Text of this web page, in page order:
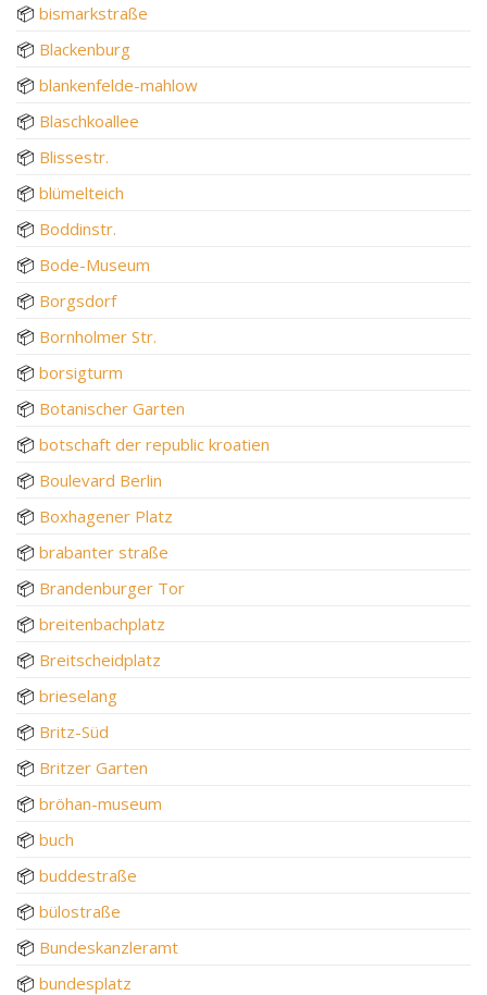
📦 bismarkstraße
📦 Blackenburg
📦 blankenfelde-mahlow
📦 Blaschkoallee
📦 Blissestr.
📦 blümelteich
📦 Boddinstr.
📦 Bode-Museum
📦 Borgsdorf
📦 Bornholmer Str.
📦 borsigturm
📦 Botanischer Garten
📦 botschaft der republic kroatien
📦 Boulevard Berlin
📦 Boxhagener Platz
📦 brabanter straße
📦 Brandenburger Tor
📦 breitenbachplatz
📦 Breitscheidplatz
📦 brieselang
📦 Britz-Süd
📦 Britzer Garten
📦 bröhan-museum
📦 buch
📦 buddestraße
📦 bülostraße
📦 Bundeskanzleramt
📦 bundesplatz